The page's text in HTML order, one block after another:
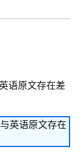
语原文存在差
英语原文存在